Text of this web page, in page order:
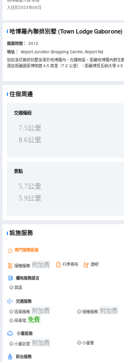
入住於2023年08月
哈博羅內聯排別墅(Town Lodge Gaborone)
開業時間： 2012
地址：
Airport Junction Shopping Centre, Airport Rd
加伯洛尼聯排別墅坐落於哈博羅內，在購物區，距離哈博羅內野
酒店距離國家博物館 4.5 英里（7.2 公里），距離博茨瓦納大學
假設施，或者到露台和花園欣賞美景。此酒店的其他特色包括免
墅，您可以去餐廳享用美餐。在忙碌的一天後，不妨去酒吧/酒廊
適。提供免費有線和無線上網，方便您與朋友保持聯繫；另提供數
住宿周邊
交通樞紐
7.5公里
8.6公里
景點
5.7公里
5.9公里
設施服務
熱門服務設施
接機服務 附加费 行李寄存 酒吧
櫃枱服務語言
英語
交通服務
班車服務 附加费 接機服務 附加费
停車場 免費
小童設施
小童託管 附加费 小童餐
前台服務